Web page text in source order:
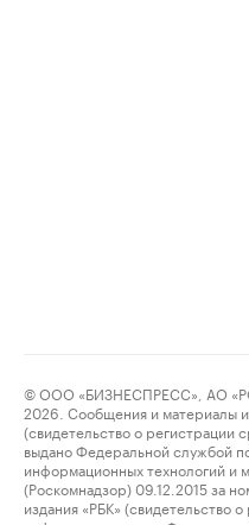
© ООО «БИЗНЕСПРЕСС», АО
2026. Сообщения и материалы
(свидетельство о регистрации
выдано Федеральной службой
информационных технологий и
(Роскомнадзор) 09.12.2015 за
издания «РБК» (свидетельство